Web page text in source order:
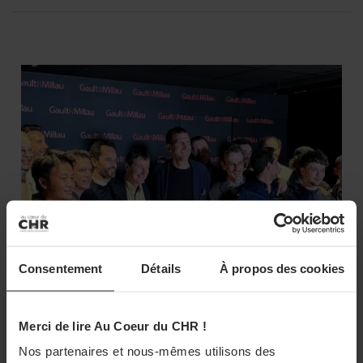
Consentement Détails À propos des cookies
Merci de lire Au Coeur du CHR !
Nos partenaires et nous-mêmes utilisons des